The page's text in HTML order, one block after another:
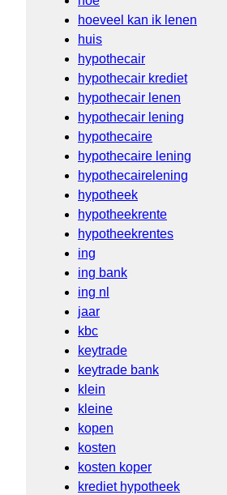
hoeveel kan ik lenen
huis
hypothecair
hypothecair krediet
hypothecair lenen
hypothecair lening
hypothecaire
hypothecaire lening
hypothecairelening
hypotheek
hypotheekrente
hypotheekrentes
ing
ing bank
ing nl
jaar
kbc
keytrade
keytrade bank
klein
kleine
kopen
kosten
kosten koper
krediet hypotheek